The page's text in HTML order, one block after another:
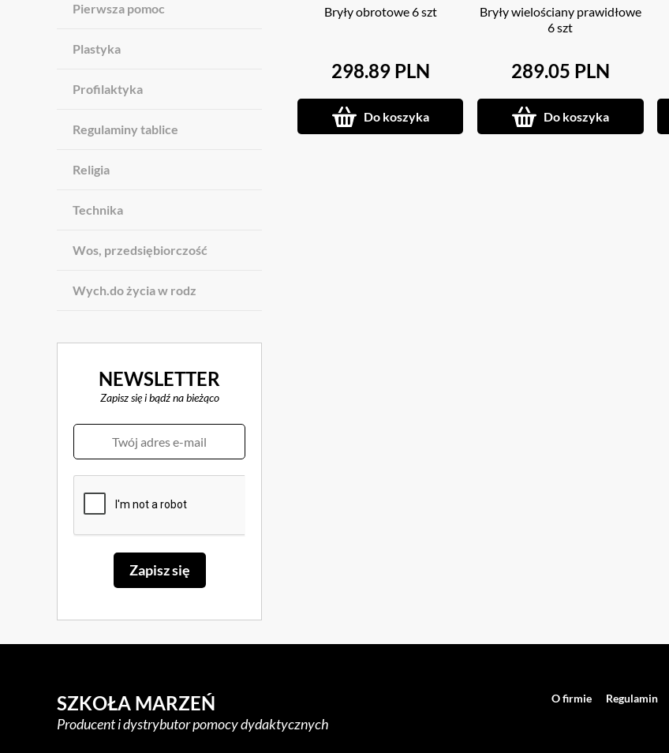
Pierwsza pomoc
Plastyka
Profilaktyka
Regulaminy tablice
Religia
Technika
Wos, przedsiębiorczość
Wych.do życia w rodz
NEWSLETTER
Zapisz się i bądź na bieżąco
Bryły obrotowe 6 szt
298.89 PLN
Do koszyka
Bryły wielościany prawidłowe
6 szt
289.05 PLN
Do koszyka
SZKOŁA MARZEŃ
Producent i dystrybutor pomocy dydaktycznych
O firmie Regulamin